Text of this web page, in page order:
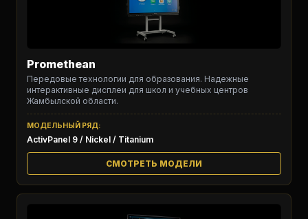
Promethean
Передовые технологии для образования. Надежные
интерактивные дисплеи для школ и учебных центров
Жамбылской области.
МОДЕЛЬНЫЙ РЯД:
ActivPanel 9 / Nickel / Titanium
СМОТРЕТЬ МОДЕЛИ